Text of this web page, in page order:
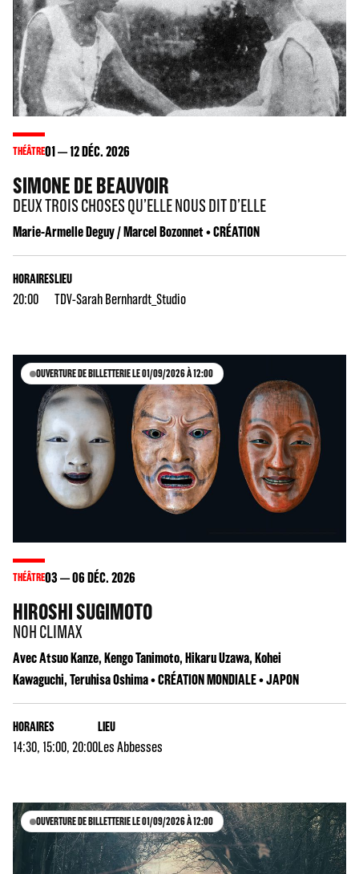
THÉÂTRE01 12DÉC. 2026
SIMONE DE BEAUVOIR
DEUX TROIS CHOSES QU’ELLE NOUS DIT D’ELLE
Marie-Armelle Deguy / Marcel Bozonnet • CRÉATION
HORAIRES
20:00
LIEU
TDV-Sarah Bernhardt_Studio
OUVERTURE DE BILLETTERIE LE 01/09/2026 À 12:00
THÉÂTRE03 06DÉC. 2026
HIROSHI SUGIMOTO
NOH CLIMAX
Avec Atsuo Kanze, Kengo Tanimoto, Hikaru Uzawa, Kohei
Kawaguchi, Teruhisa Oshima • CRÉATION MONDIALE • JAPON
HORAIRES
14:30, 15:00, 20:00
LIEU
Les Abbesses
OUVERTURE DE BILLETTERIE LE 01/09/2026 À 12:00